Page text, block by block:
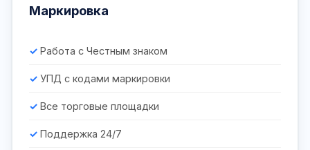
Маркировка
Работа с Честным знаком
УПД с кодами маркировки
Все торговые площадки
Поддержка 24/7